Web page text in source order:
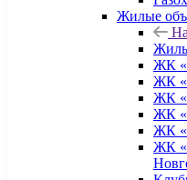
Жилые
ЖК
ЖК
ЖК
ЖК
ЖК
ЖК